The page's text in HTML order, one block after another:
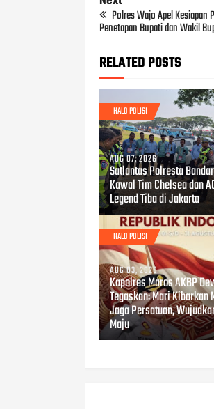
Polres Wajo Apel Kesiapan
Penetapan Bupati dan Wakil
RELATED POSTS
HALO POLISI
AUG 07, 2026
Satlantas Polresta
Kawal Tim Chelsea dan
Legend Tiba di Jakarta
HALO POLISI
AUG 03, 2026
Kapolres Maros AKBP
Tegaskan: Mari Kibarkan
Jaga Persatuan,
Maju